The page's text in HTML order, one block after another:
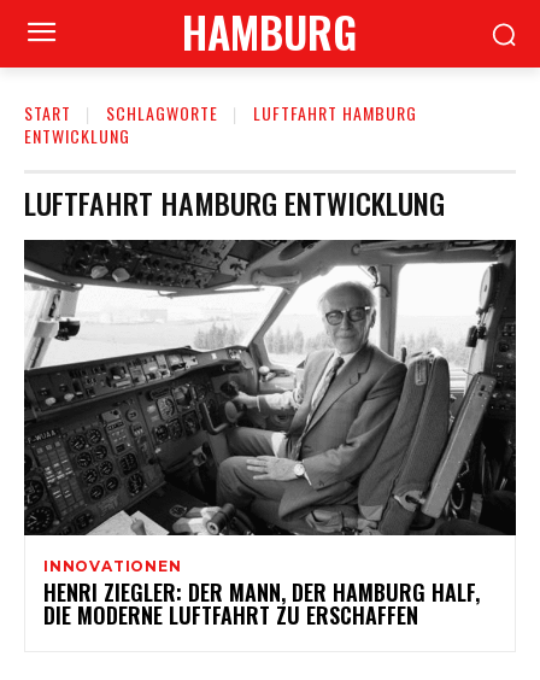
HAMBURG
START SCHLAGWORTE
LUFTFAHRT HAMBURG
ENTWICKLUNG
LUFTFAHRT HAMBURG ENTWICKLUNG
INNOVATIONEN
HENRI ZIEGLER: DER MANN, DER HAMBURG HALF,
DIE MODERNE LUFTFAHRT ZU ERSCHAFFEN